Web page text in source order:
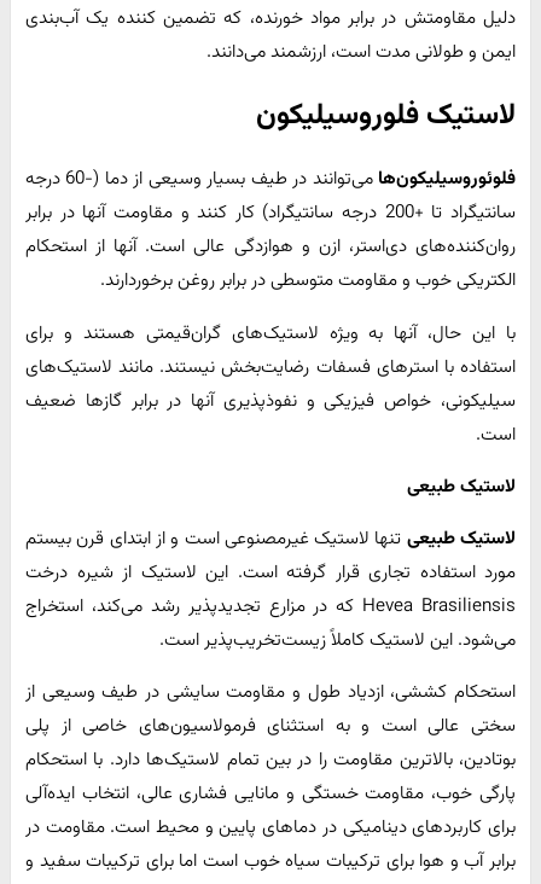
دلیل مقاومتش در برابر مواد خورنده، که تضمین کننده یک آب‌بندی
ایمن و طولانی مدت است، ارزشمند می‌دانند.
لاستیک فلوروسیلیکون
فلوئوروسیلیکون‌ها
می‌توانند در طیف بسیار وسیعی از دما (-60 درجه
سانتیگراد تا +200 درجه سانتیگراد) کار کنند و مقاومت آنها در برابر
روان‌کننده‌های دی‌استر، ازن و هوازدگی عالی است. آنها از استحکام
الکتریکی خوب و مقاومت متوسطی در برابر روغن برخوردارند.
با این حال، آنها به ویژه لاستیک‌های گران‌قیمتی هستند و برای
استفاده با استرهای فسفات رضایت‌بخش نیستند. مانند لاستیک‌های
سیلیکونی، خواص فیزیکی و نفوذپذیری آنها در برابر گازها ضعیف
است.
لاستیک طبیعی
لاستیک طبیعی تنها لاستیک غیرمصنوعی است و از ابتدای قرن بیستم
مورد استفاده تجاری قرار گرفته است. این لاستیک از شیره درخت
Hevea Brasiliensis که در مزارع تجدیدپذیر رشد می‌کند، استخراج
می‌شود. این لاستیک کاملاً زیست‌تخریب‌پذیر است.
استحکام کششی، ازدیاد طول و مقاومت سایشی در طیف وسیعی از
سختی عالی است و به استثنای فرمولاسیون‌های خاصی از پلی
بوتادین، بالاترین مقاومت را در بین تمام لاستیک‌ها دارد. با استحکام
پارگی خوب، مقاومت خستگی و مانایی فشاری عالی، انتخاب ایده‌آلی
برای کاربردهای دینامیکی در دماهای پایین و محیط است. مقاومت در
برابر آب و هوا برای ترکیبات سیاه خوب است اما برای ترکیبات سفید و